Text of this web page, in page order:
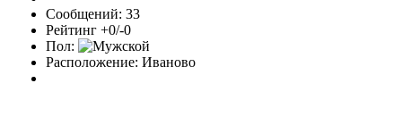
Сообщений: 33
Рейтинг +0/-0
Пол:
Расположение: Иваново